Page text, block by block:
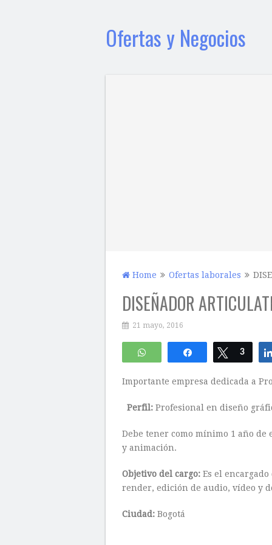
Ofertas y Negocios
Home Ofertas laborales
DISEÑADOR
21 mayo, 2016
WhatsApp Compartir Twittear
3
Importante empresa dedicada a
Perfil: Profesional en diseño
Debe tener como mínimo 1 año
y animación.
Objetivo del cargo: Es el
render, edición de audio, vídeo y
Ciudad: Bogotá